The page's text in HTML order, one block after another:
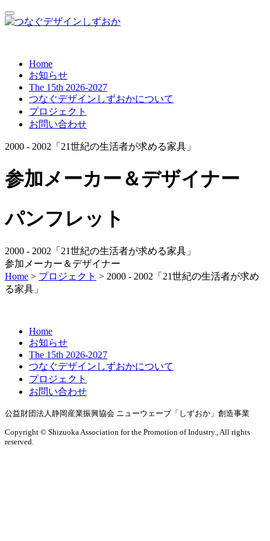
Home
お知らせ
The 15th 2026-2027
つなぐデザインしずおかについて
プロジェクト
お問い合わせ
2000 - 2002「21世紀の生活者が求める家具」
参加メーカー＆デザイナー
パンフレット
2000 - 2002「21世紀の生活者が求める家具」
参加メーカー＆デザイナー
Home > プロジェクト > 2000 - 2002「21世紀の生活者が求め
る家具」
Home
お知らせ
The 15th 2026-2027
つなぐデザインしずおかについて
プロジェクト
お問い合わせ
公益財団法人静岡産業振興協会 ニューウェーブ「しずおか」創造事業
Copyright © Shizuoka Association for the Promotion of Industry., All rights
reserved.